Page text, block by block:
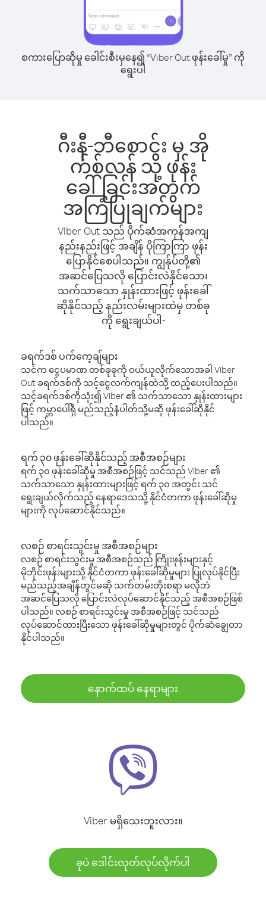
စကားပြောဆိုမှု ခေါင်းစီးမှနေ၍ “Viber Out ဖုန်းခေါ်မှု” ကို
ရွေးပါ
ဂီးနီ-ဘီစောင်း မှ အို
က်စ်လန် သို့ ဖုန်း
ခေါ်ခြင်းအတွက်
အကြံပြုချက်များ
Viber Out သည် ပိုက်ဆံအကုန်အကျ
နည်းနည်းဖြင့် အချိန် ပိုကြာကြာ ဖုန်း
ပြောနိုင်စေပါသည်။ ကျွန်ုပ်တို့၏
အဆင်ပြေသလို ပြောင်းလဲနိုင်သော၊
သက်သာသော နှုန်းထားဖြင့် ဖုန်းခေါ်
ဆိုနိုင်သည့် နည်းလမ်းများထဲမှ တစ်ခု
ကို ရွေးချယ်ပါ-
ခရက်ဒစ် ပက်ကေ့ချ်များ
သင်က ငွေပမာဏ တစ်ခုခုကို ဝယ်ယူလိုက်သောအခါ Viber
Out ခရက်ဒစ်ကို သင့်ငွေလက်ကျန်ထဲသို့ ထည့်ပေးပါသည်။
သင့်ခရက်ဒစ်ကိုသုံး၍ Viber ၏ သက်သာသော နှုန်းထားများ
ဖြင့် ကမ္ဘာပေါ်ရှိ မည်သည့်နံပါတ်သို့မဆို ဖုန်းခေါ်ဆိုနိုင်
ပါသည်။
ရက် ၃၀ ဖုန်းခေါ်ဆိုနိုင်သည့် အစီအစဉ်များ
ရက် ၃၀ ဖုန်းခေါ်ဆိုမှု အစီအစဉ်ဖြင့် သင်သည် Viber ၏
သက်သာသော နှုန်းထားများဖြင့် ရက် ၃၀ အတွင်း သင်
ရွေးချယ်လိုက်သည့် နေရာဒေသသို့ နိုင်ငံတကာ ဖုန်းခေါ်ဆိုမှု
များကို လုပ်ဆောင်နိုင်သည်။
လစဉ် စာရင်းသွင်းမှု အစီအစဉ်များ
လစဉ် စာရင်းသွင်းမှု အစီအစဉ်သည် ကြိုးဖုန်းများနှင့်
မိုဘိုင်းဖုန်းများသို့ နိုင်ငံတကာ ဖုန်းခေါ်ဆိုမှုများ ပြုလုပ်နိုင်ပြီး
မည်သည့်အချိန်တွင်မဆို သက်တမ်းတိုးစရာ မလိုဘဲ
အဆင်ပြေသလို ပြောင်းလဲလုပ်ဆောင်နိုင်သည့် အစီအစဉ်ဖြစ်
ပါသည်။ လစဉ် စာရင်းသွင်းမှု အစီအစဉ်ဖြင့် သင်သည်
လုပ်ဆောင်ထားပြီးသော ဖုန်းခေါ်ဆိုမှုများတွင် ပိုက်ဆံချွေတာ
နိုင်ပါသည်။
နောက်ထပ် နေရာများ
Viber မရှိသေးဘူးလား။
ခုပဲ ဒေါင်းလုတ်လုပ်လိုက်ပါ